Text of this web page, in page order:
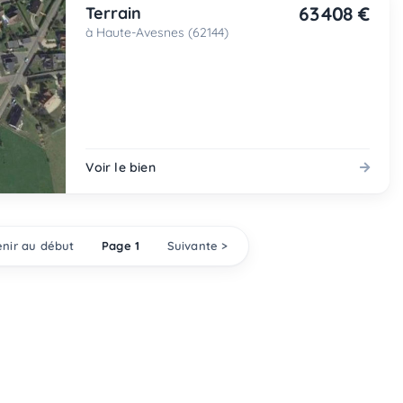
Terrain
à Haute-Avesnes (62144)
63 408 €
Voir le bien
au début Page 1 Suivante >